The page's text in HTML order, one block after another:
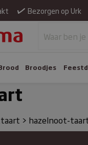
Bezorgen op Urk
Broodjes
> hazelnoot-